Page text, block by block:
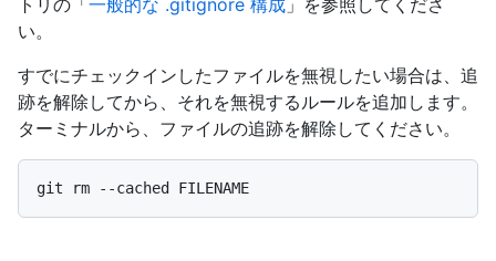
トリの「一般的な .gitignore 構成 」を参照してくださ
い。
すでにチェックインしたファイルを無視したい場合は、追
跡を解除してから、それを無視するルールを追加します。
ターミナルから、ファイルの追跡を解除してください。